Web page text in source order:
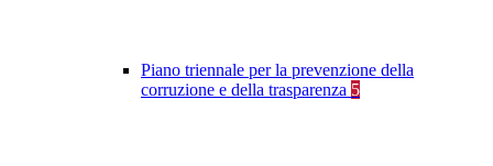
Piano triennale per la prevenzione della
corruzione e della trasparenza 5